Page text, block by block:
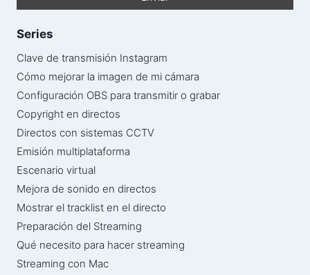
Series
Clave de transmisión Instagram
Cómo mejorar la imagen de mi cámara
Configuración OBS para transmitir o grabar
Copyright en directos
Directos con sistemas CCTV
Emisión multiplataforma
Escenario virtual
Mejora de sonido en directos
Mostrar el tracklist en el directo
Preparación del Streaming
Qué necesito para hacer streaming
Streaming con Mac